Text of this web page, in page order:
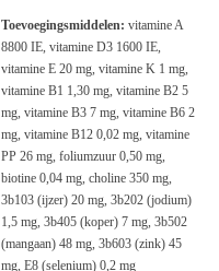
Toevoegingsmiddelen: vitamine A
8800 IE, vitamine D3 1600 IE,
vitamine E 20 mg, vitamine K 1 mg,
vitamine B1 1,30 mg, vitamine B2 5
mg, vitamine B3 7 mg, vitamine B6 2
mg, vitamine B12 0,02 mg, vitamine
PP 26 mg, foliumzuur 0,50 mg,
biotine 0,04 mg, choline 350 mg,
3b103 (ijzer) 20 mg, 3b202 (jodium)
1,5 mg, 3b405 (koper) 7 mg, 3b502
(mangaan) 48 mg, 3b603 (zink) 45
mg, E8 (selenium) 0,2 mg